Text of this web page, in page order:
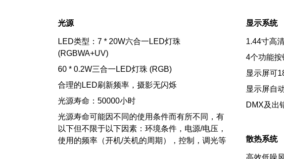
光源
LED类型：7 * 20W六合一LED灯珠
(RGBWA+UV)
60 * 0.2W三合一LED灯珠 (RGB)
合理的LED刷新频率，摄影无闪烁
光源寿命：50000小时
光源寿命可能因不同的使用条件而有所不同，有
以下但不限于以下因素：环境条件，电源/电压，
使用的频率（开机/关机的周期），控制，调光等
显示系统
1.44寸高
4个功能按
显示屏可
显示屏自
DMX及出
散热系统
高效低噪